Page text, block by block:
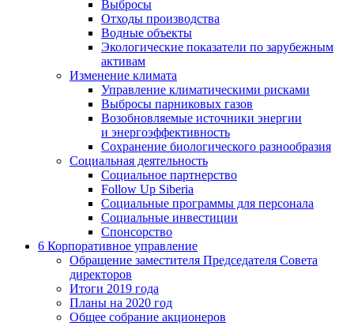
Выбросы
Отходы производства
Водные объекты
Экологические показатели по зарубежным
активам
Изменение климата
Управление климатическими рисками
Выбросы парниковых газов
Возобновляемые источники энергии
и энергоэффективность
Сохранение биологического разнообразия
Социальная деятельность
Социальное партнерство
Follow Up Siberia
Социальные программы для персонала
Социальные инвестиции
Спонсорство
6 Корпоративное управление
Обращение заместителя Председателя Совета
директоров
Итоги 2019 года
Планы на 2020 год
Общее собрание акционеров